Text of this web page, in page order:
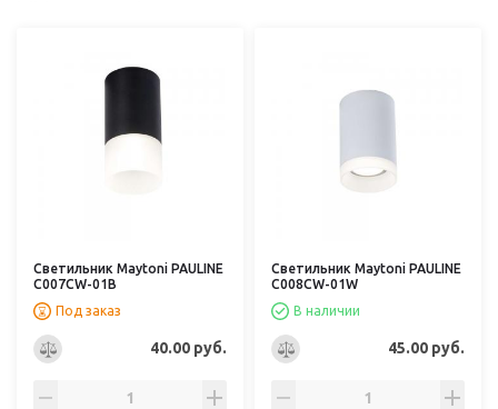
Светильник Maytoni PAULINE
C007CW-01B
Под заказ
40.00 руб.
Светильник Maytoni PAULINE
C008CW-01W
В наличии
45.00 руб.